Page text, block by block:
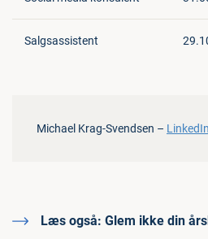
Salgsassistent
Michael Krag-Svendsen – LinkedIn
Læs også: Glem ikke din